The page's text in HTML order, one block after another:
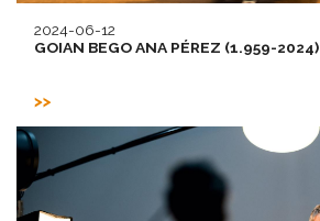
2024-06-12
GOIAN BEGO ANA PÉREZ (1.959-2024)